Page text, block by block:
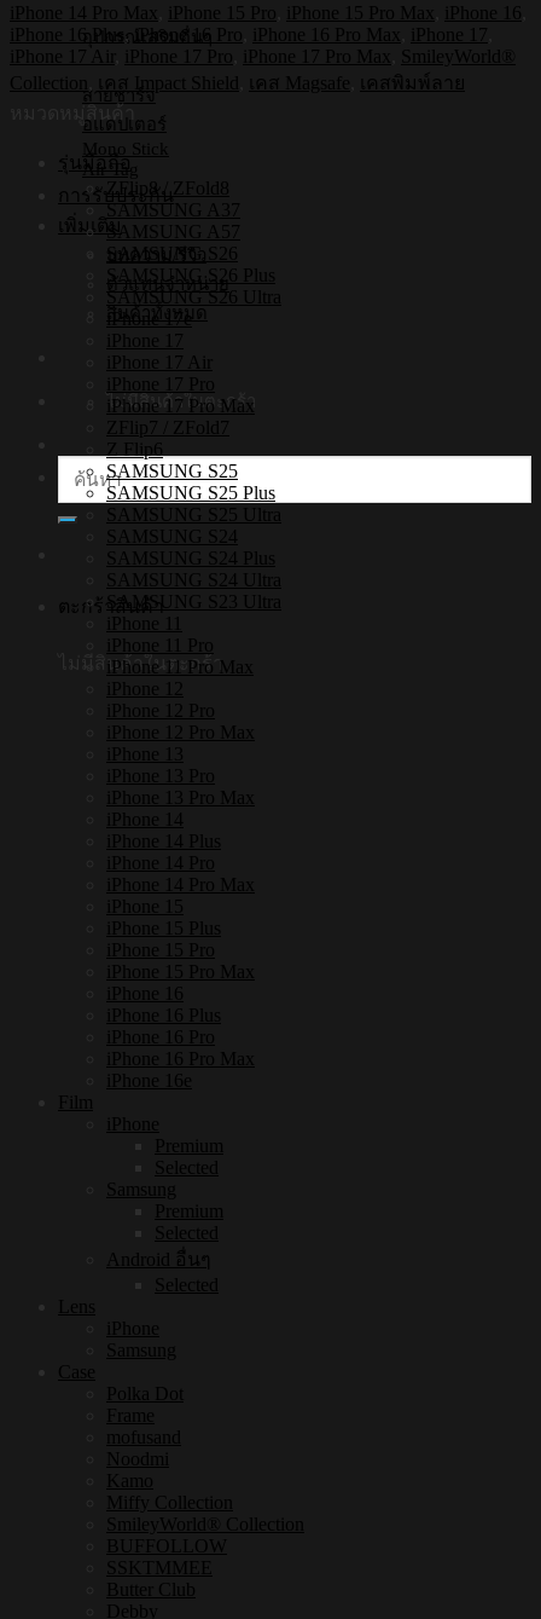
อุปกรณ์เสริมอื่นๆ
สายชาร์จ
อแดปเตอร์
Mono Stick
Air Tag
การรับประกัน
เพิ่มเติม
บทความ/รีวิว
ตัวแทนจำหน่าย
สินค้าทั้งหมด
ไม่มีสินค้าในตะกร้า
ค้นหา:
ตะกร้าสินค้า
ไม่มีสินค้าในตะกร้า
Smileyworld
Smiley069
[iPhone17/iPhone16/iPhone15/iPhone14]
เหล็ก
ชิ้น
iPhone 14 Pro Max
iPhone 15 Pro iPhone 15 Pro Max iPhone 16
iPhone 16 Plus, iPhone 16 Pro iPhone 16 Pro Max iPhone 17
iPhone 17 Air
iPhone 17 Pro iPhone 17 Pro Max
SmileyWorld®
Collection
เคส Impact Shield เคส Magsafe
เคสพิมพ์ลาย
หมวดหมู่สินค้า
รุ่นมือถือ
ZFlip8 / ZFold8
SAMSUNG A37
SAMSUNG A57
SAMSUNG S26
SAMSUNG S26 Plus
SAMSUNG S26 Ultra
iPhone 17e
iPhone 17
iPhone 17 Air
iPhone 17 Pro
iPhone 17 Pro Max
ZFlip7 / ZFold7
Z Flip6
SAMSUNG S25
SAMSUNG S25 Plus
SAMSUNG S25 Ultra
SAMSUNG S24
SAMSUNG S24 Plus
SAMSUNG S24 Ultra
SAMSUNG S23 Ultra
iPhone 11
iPhone 11 Pro
iPhone 11 Pro Max
iPhone 12
iPhone 12 Pro
iPhone 12 Pro Max
iPhone 13
iPhone 13 Pro
iPhone 13 Pro Max
iPhone 14
iPhone 14 Plus
iPhone 14 Pro
iPhone 14 Pro Max
iPhone 15
iPhone 15 Plus
iPhone 15 Pro
iPhone 15 Pro Max
iPhone 16
iPhone 16 Plus
iPhone 16 Pro
iPhone 16 Pro Max
iPhone 16e
Film
iPhone
Premium
Selected
Samsung
Premium
Selected
Android อื่นๆ
Selected
Lens
iPhone
Samsung
Case
Polka Dot
Frame
mofusand
Noodmi
Kamo
Miffy Collection
SmileyWorld® Collection
BUFFOLLOW
SSKTMMEE
Butter Club
Debby